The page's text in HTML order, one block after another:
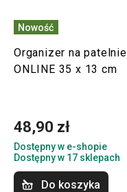
Nowość
Organizer na patelnie
ONLINE 35 x 13 cm
48,90 zł
Dostępny w e-shopie
Dostępny w 17 sklepach
Do koszyka